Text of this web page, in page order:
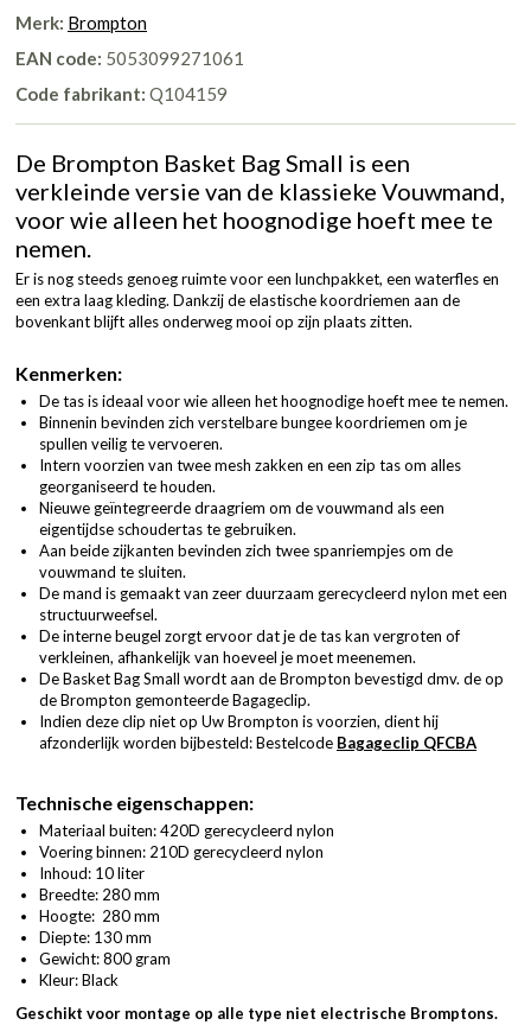
Merk: Brompton
EAN code: 5053099271061
Code fabrikant: Q104159
De Brompton Basket Bag Small is een
verkleinde versie van de klassieke Vouwmand,
voor wie alleen het hoognodige hoeft mee te
nemen.
Er is nog steeds genoeg ruimte voor een lunchpakket, een waterfles en
een extra laag kleding. Dankzij de elastische koordriemen aan de
bovenkant blijft alles onderweg mooi op zijn plaats zitten.
Kenmerken:
De tas is ideaal voor wie alleen het hoognodige hoeft mee te nemen.
Binnenin bevinden zich verstelbare bungee koordriemen om je
spullen veilig te vervoeren.
Intern voorzien van twee mesh zakken en een zip tas om alles
georganiseerd te houden.
Nieuwe geïntegreerde draagriem om de vouwmand als een
eigentijdse schoudertas te gebruiken.
Aan beide zijkanten bevinden zich twee spanriempjes om de
vouwmand te sluiten.
De mand is gemaakt van zeer duurzaam gerecycleerd nylon met een
structuurweefsel.
De interne beugel zorgt ervoor dat je de tas kan vergroten of
verkleinen, afhankelijk van hoeveel je moet meenemen.
De Basket Bag Small wordt aan de Brompton bevestigd dmv. de op
de Brompton gemonteerde Bagageclip.
Indien deze clip niet op Uw Brompton is voorzien, dient hij
afzonderlijk worden bijbesteld: Bestelcode Bagageclip QFCBA
Technische eigenschappen:
Materiaal buiten: 420D gerecycleerd nylon
Voering binnen: 210D gerecycleerd nylon
Inhoud: 10 liter
Breedte: 280 mm
Hoogte: 280 mm
Diepte: 130 mm
Gewicht: 800 gram
Kleur: Black
Geschikt voor montage op alle type niet electrische Bromptons.